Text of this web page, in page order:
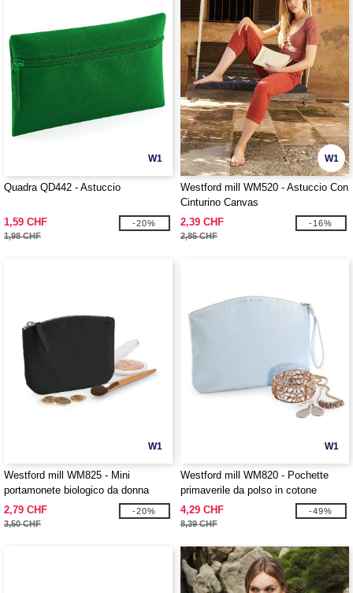
W1
Quadra QD442 - Astuccio
1,59 CHF
1,98 CHF
-20%
W1
Westford mill WM520 - Astuccio Con
Cinturino Canvas
2,39 CHF
2,85 CHF
-16%
W1
Westford mill WM825 - Mini
portamonete biologico da donna
2,79 CHF
3,50 CHF
-20%
W1
Westford mill WM820 - Pochette
primaverile da polso in cotone
organico EarthAware™
4,29 CHF
8,39 CHF
-49%